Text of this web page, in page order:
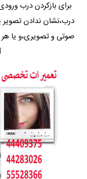
برای بازکردن درب
درب،نشان ندادن
صوتی و تصویری،و یا